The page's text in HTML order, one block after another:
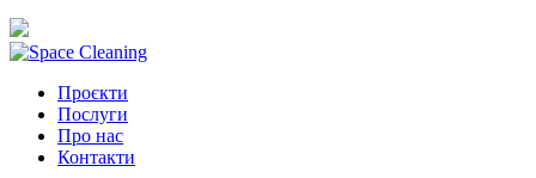
Проєкти
Послуги
Про нас
Контакти